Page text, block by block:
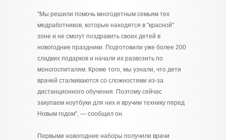
"Мы решили помочь многодетным семьям тех
медработников, которые находятся в "красной"
зоне и не смогут поздравить своих детей в
новогодние праздники. Подготовили уже более 200
сладких подарков и начали их развозить по
моногоспиталям. Кроме того, мы узнали, что дети
врачей сталкиваются со сложностями из-за
дистанционного обучения. Поэтому сейчас
закупаем ноутбуки для них и вручим технику перед
Новым годом", — сообщил он.
Первыми новогодние наборы получили врачи